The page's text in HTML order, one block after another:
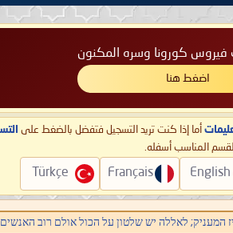
فيروس كورونا وسره المكنون
اضغط هنا
أما إذا كنت تريد التسجيل فتفضل بالضغط على
المناسب أسفله.
English
Français
Türkçe
לאללה יש שלטון על הכול אולם רוב האנשים